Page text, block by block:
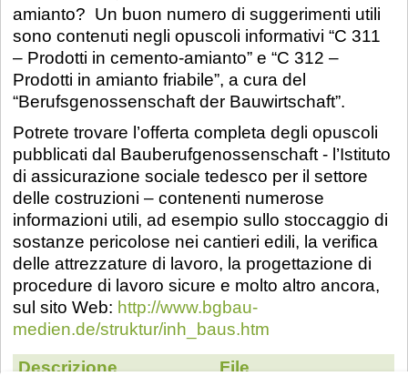
amianto? Un buon numero di suggerimenti utili
sono contenuti negli opuscoli informativi “C 311
– Prodotti in cemento-amianto” e “C 312 –
Prodotti in amianto friabile”, a cura del
“Berufsgenossenschaft der Bauwirtschaft”.
Potrete trovare l’offerta completa degli opuscoli
pubblicati dal Bauberufgenossenschaft - l’Istituto
di assicurazione sociale tedesco per il settore
delle costruzioni – contenenti numerose
informazioni utili, ad esempio sullo stoccaggio di
sostanze pericolose nei cantieri edili, la verifica
delle attrezzature di lavoro, la progettazione di
procedure di lavoro sicure e molto altro ancora,
sul sito Web: http://www.bgbau-
medien.de/struktur/inh_baus.htm
Descrizione
File